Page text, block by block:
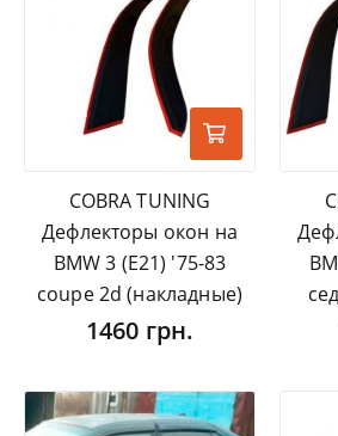
COBRA TUNING
Дефлекторы окон на
BMW 3 (E21) '75-83
coupe 2d (накладные)
1460 грн.